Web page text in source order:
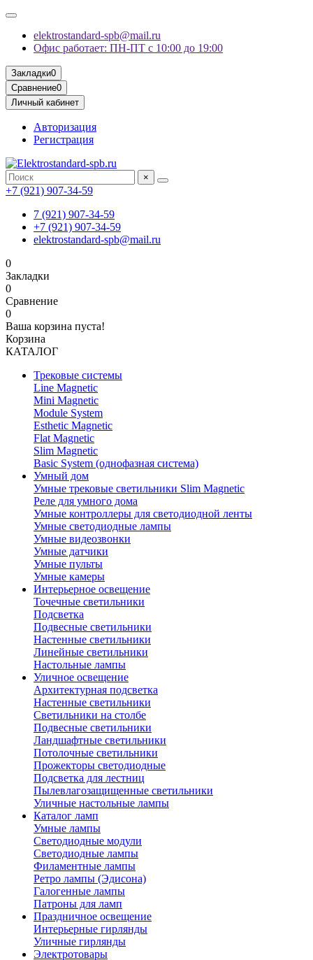
elektrostandard-spb@mail.ru
Офис работает: ПН-ПТ с 10:00 до 19:00
Закладки0
Сравнение0
Личный кабинет
Авторизация
Регистрация
×
+7 (921) 907-34-59
7 (921) 907-34-59
+7 (921) 907-34-59
elektrostandard-spb@mail.ru
0
Закладки
0
Сравнение
0
Ваша корзина пуста!
Корзина
КАТАЛОГ
Трековые системы
Line Magnetic
Mini Magnetic
Module System
Esthetic Magnetic
Flat Magnetic
Slim Magnetic
Basic System (однофазная система)
Умный дом
Умные трековые светильники Slim Magnetic
Реле для умного дома
Умные контроллеры для светодиодной ленты
Умные светодиодные лампы
Умные видеозвонки
Умные датчики
Умные пульты
Умные камеры
Интерьерное освещение
Точечные светильники
Подсветка
Подвесные светильники
Настенные светильники
Линейные светильники
Настольные лампы
Уличное освещение
Архитектурная подсветка
Настенные светильники
Светильники на столбе
Подвесные светильники
Ландшафтные светильники
Потолочные светильники
Прожекторы светодиодные
Подсветка для лестниц
Пылевлагозащищенные светильники
Уличные настольные лампы
Каталог ламп
Умные лампы
Светодиодные модули
Светодиодные лампы
Филаментные лампы
Ретро лампы (Эдисона)
Галогенные лампы
Патроны для ламп
Праздничное освещение
Интерьерные гирлянды
Уличные гирлянды
Электротовары